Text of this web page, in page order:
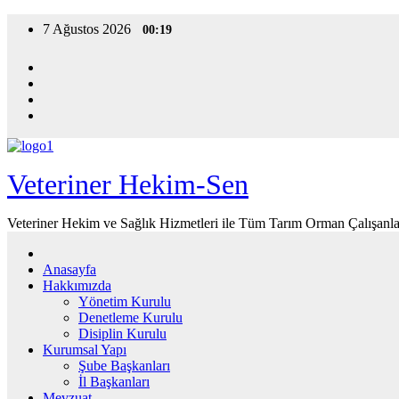
7 Ağustos 2026 00:19
Veteriner Hekim-Sen
Veteriner Hekim ve Sağlık Hizmetleri ile Tüm Tarım Orman
Anasayfa
Hakkımızda
Yönetim Kurulu
Denetleme Kurulu
Disiplin Kurulu
Kurumsal Yapı
Şube Başkanları
İl Başkanları